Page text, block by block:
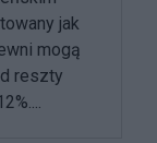
jak
mogą
reszty